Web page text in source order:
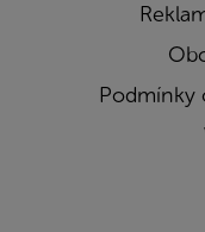
Podmínky